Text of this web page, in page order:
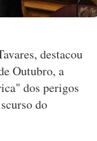
destacou
Outubro, a
dos perigos
do